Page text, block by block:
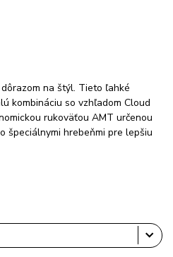
na štýl. Tieto ľahké
kombináciu so vzhľadom Cloud
rukoväťou AMT určenou
špeciálnymi hrebeňmi pre lepšiu